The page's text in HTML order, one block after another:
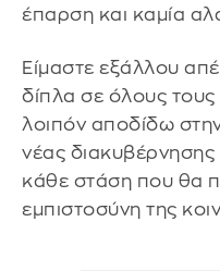
έπαρση και καμία
Είμαστε εξάλλου
δίπλα σε όλους
λοιπόν αποδίδω
νέας
κάθε στάση που θα
εμπιστοσύνη της